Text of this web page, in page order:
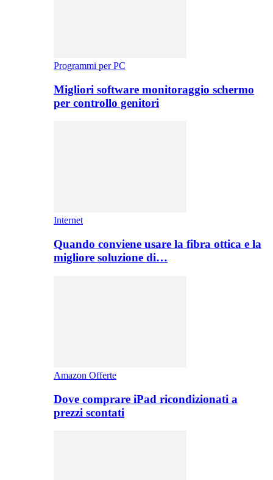
Programmi per PC
Migliori software monitoraggio schermo
per controllo genitori
Internet
Quando conviene usare la fibra ottica e la
migliore soluzione di…
Amazon Offerte
Dove comprare iPad ricondizionati a
prezzi scontati